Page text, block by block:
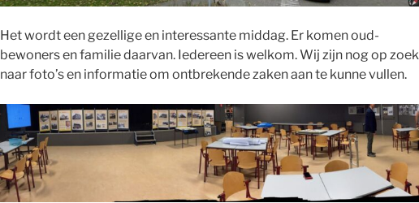
Het wordt een gezellige en interessante middag. Er komen oud-
bewoners en familie daarvan. Iedereen is welkom. Wij zijn nog op zoek
naar foto’s en informatie om ontbrekende zaken aan te kunne vullen.